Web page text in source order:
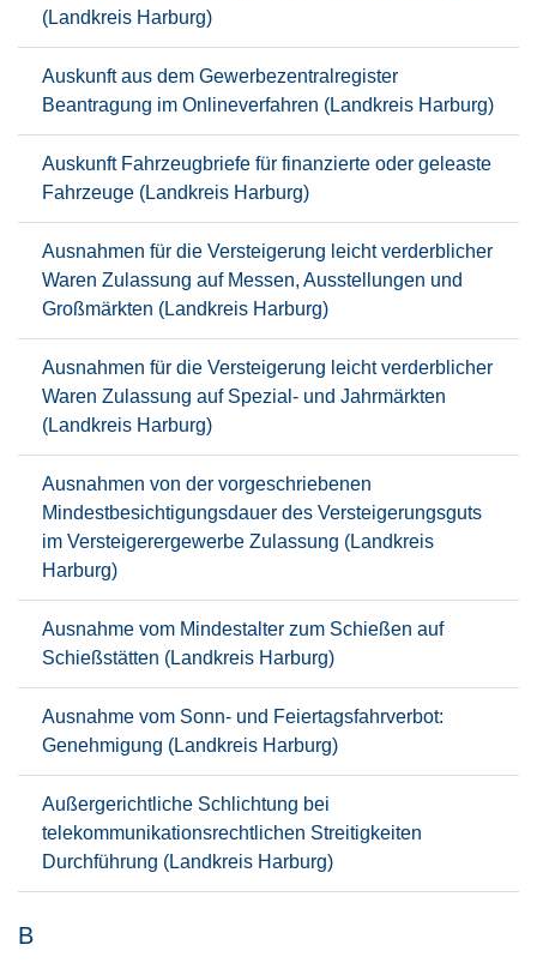
(Landkreis Harburg)
Auskunft aus dem Gewerbezentralregister
Beantragung im Onlineverfahren (Landkreis Harburg)
Auskunft Fahrzeugbriefe für finanzierte oder geleaste
Fahrzeuge (Landkreis Harburg)
Ausnahmen für die Versteigerung leicht verderblicher
Waren Zulassung auf Messen, Ausstellungen und
Großmärkten (Landkreis Harburg)
Ausnahmen für die Versteigerung leicht verderblicher
Waren Zulassung auf Spezial- und Jahrmärkten
(Landkreis Harburg)
Ausnahmen von der vorgeschriebenen
Mindestbesichtigungsdauer des Versteigerungsguts
im Versteigerergewerbe Zulassung (Landkreis
Harburg)
Ausnahme vom Mindestalter zum Schießen auf
Schießstätten (Landkreis Harburg)
Ausnahme vom Sonn- und Feiertagsfahrverbot:
Genehmigung (Landkreis Harburg)
Außergerichtliche Schlichtung bei
telekommunikationsrechtlichen Streitigkeiten
Durchführung (Landkreis Harburg)
B